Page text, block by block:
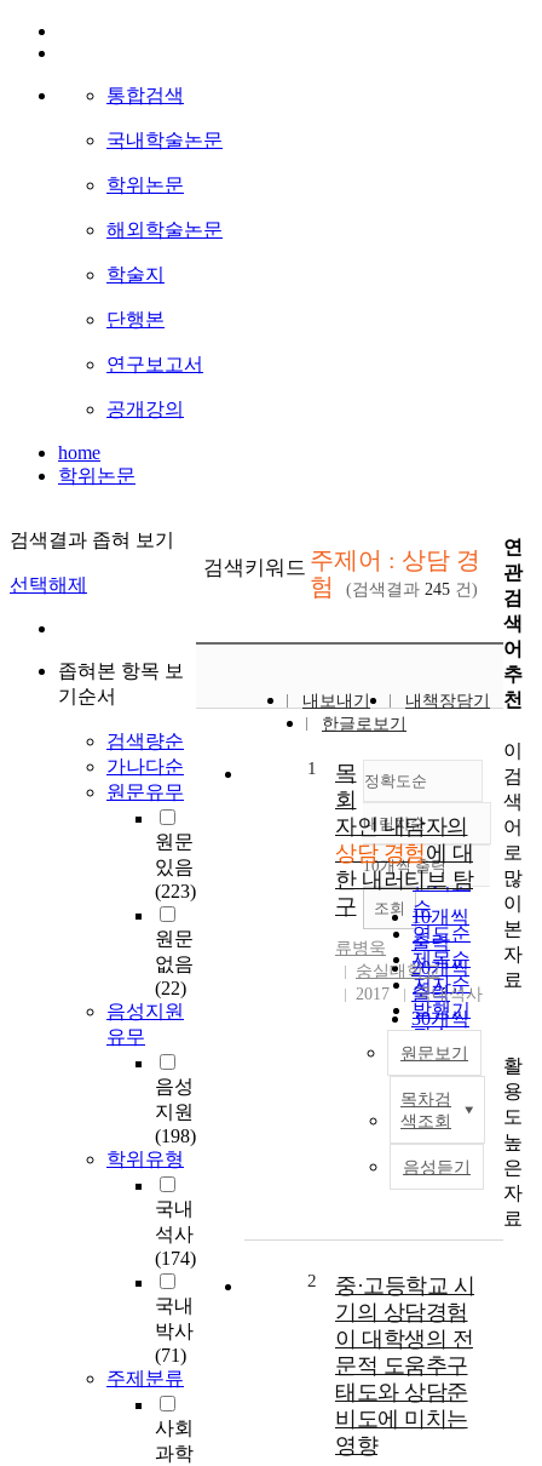
통합검색
국내학술논문
학위논문
해외학술논문
학술지
단행본
연구보고서
공개강의
home
학위논문
검색결과 좁혀 보기
선택해제
좁혀본 항목 보
기순서
검색량순
가나다순
원문유무
원문
있음
(223)
원문
없음
(22)
음성지원
유무
음성
지원
(198)
학위유형
국내
석사
(174)
국내
박사
(71)
주제분류
사회
과학
검색키워드 주제어 : 상담 경
험
(검색결과 245 건)
내보내기
내책장담기
한글로보기
정확도순
정확도
순
인기도
순
연도순
제목순
저자순
발행기
관순
내림차순
내림차순
10개씩 출력
10개씩
출력
20개씩
출력
30개씩
출력
50개씩
출력
100개씩
출력
조회
1
목
회
자인 내담자의
상담 경험에 대
한 내러티브 탐
구
류병욱
숭실대학교
2017
국내석사
원문보기
목차검
색조회
음성듣기
2
중·고등학교 시
기의 상담경험
이 대학생의 전
문적 도움추구
태도와 상담준
비도에 미치는
영향
연
관
검
색
어
추
천
이
검
색
어
로
많
이
본
자
료
활
용
도
높
은
자
료